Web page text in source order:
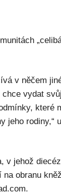
v něčem
vydat
které
jeho rodiny,“
v jehož
obranu